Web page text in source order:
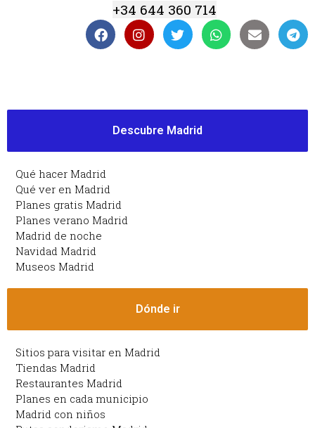
+34 644 360 714
Descubre Madrid
Qué hacer Madrid
Qué ver en Madrid
Planes gratis Madrid
Planes verano Madrid
Madrid de noche
Navidad Madrid
Museos Madrid
Dónde ir
Sitios para visitar en Madrid
Tiendas Madrid
Restaurantes Madrid
Planes en cada municipio
Madrid con niños